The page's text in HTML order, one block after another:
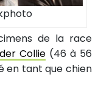
de la race
Collie (46 à 56
en tant que chien